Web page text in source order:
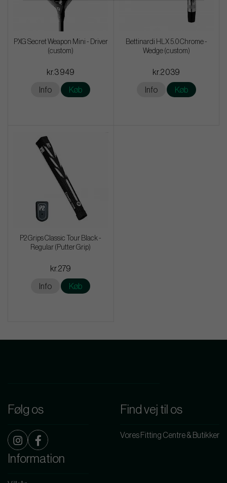
PXG Secret Weapon Mini - Driver
(custom)
kr.3 949
Info Køb
Bettinardi HLX 5.0 Chrome -
Wedge (custom)
kr.2 039
Info Køb
P2 Grips Classic Tour Black -
Regular (Putter Grip)
kr.279
Info Køb
Følg os Find vej til os
Vores Fitting Centre & Butikker
Information